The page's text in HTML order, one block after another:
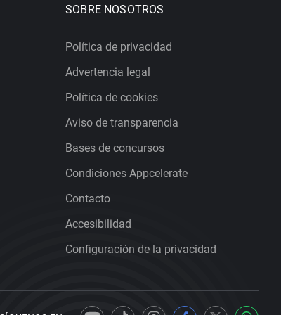
SOBRE NOSOTROS
Política de privacidad
Advertencia legal
Política de cookies
Aviso de transparencia
Bases de concursos
Condiciones Appcelerate
Contacto
Accesibilidad
Configuración de la privacidad